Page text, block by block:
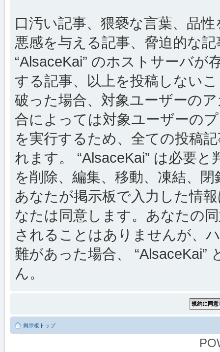
口汚い記事、猥褻な言葉、品
悪感を与える記事、脅迫的な
“AlsaceKai” のホストサーバが
する記事、以上を投稿しない
破った場合、対象ユーザーの
合によっては対象ユーザーの
を実行するため、全ての投稿
れます。 “AlsaceKai” は必要
を削除、編集、移動、凍結、
あなたが掲示板で入力した情
なたは同意します。あなたの
されることはありませんが、
難があった場合、 “AlsaceKai”
ん。
掲示板トップ